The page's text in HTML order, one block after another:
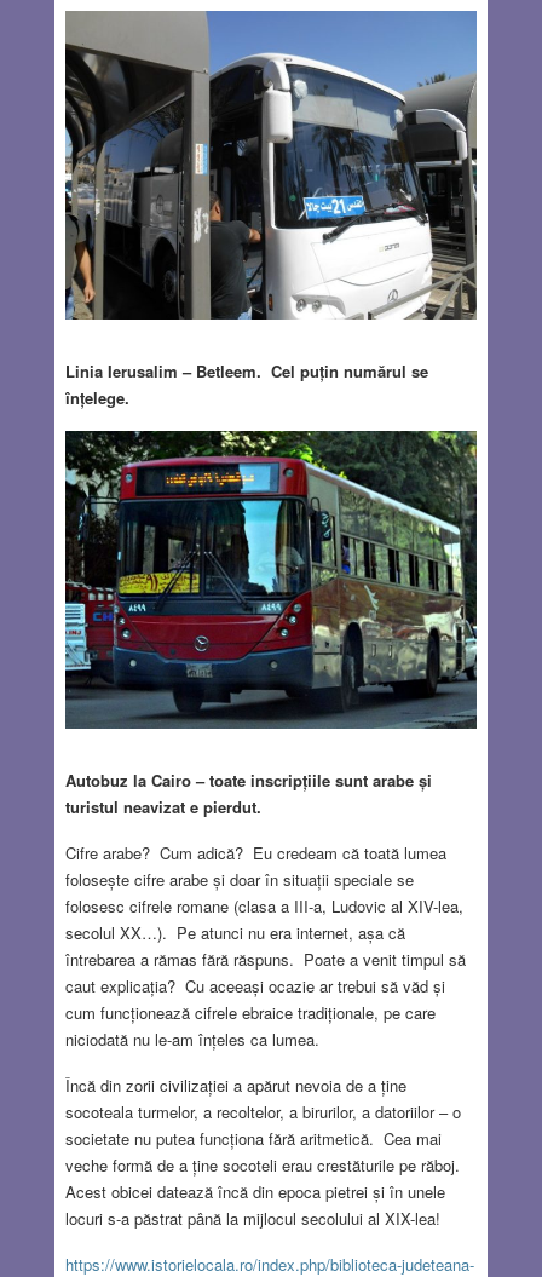
Linia Ierusalim – Betleem. Cel puțin numărul se
înțelege.
Autobuz la Cairo – toate inscripțiile sunt arabe și
turistul neavizat e pierdut.
Cifre arabe? Cum adică? Eu credeam că toată lumea
folosește cifre arabe și doar în situații speciale se
folosesc cifrele romane (clasa a III-a, Ludovic al XIV-lea,
secolul XX…). Pe atunci nu era internet, așa că
întrebarea a rămas fără răspuns. Poate a venit timpul să
caut explicația? Cu aceeași ocazie ar trebui să văd și
cum funcționează cifrele ebraice tradiționale, pe care
niciodată nu le-am înțeles ca lumea.
Încă din zorii civilizației a apărut nevoia de a ține
socoteala turmelor, a recoltelor, a birurilor, a datoriilor – o
societate nu putea funcționa fără aritmetică. Cea mai
veche formă de a ține socoteli erau crestăturile pe răboj.
Acest obicei datează încă din epoca pietrei și în unele
locuri s-a păstrat până la mijlocul secolului al XIX-lea!
https://www.istorielocala.ro/index.php/biblioteca-judeteana-